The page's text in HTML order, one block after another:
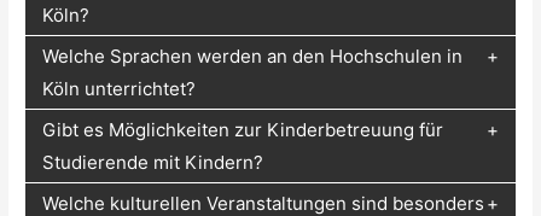
Köln?
Welche Sprachen werden an den Hochschulen in
Köln unterrichtet?
Gibt es Möglichkeiten zur Kinderbetreuung für
Studierende mit Kindern?
Welche kulturellen Veranstaltungen sind besonders